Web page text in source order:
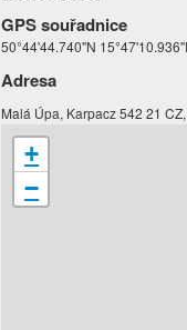
GPS souřadnice
50°44'44.740"N
Adresa
Malá Úpa, Karpacz 542 21
+
−